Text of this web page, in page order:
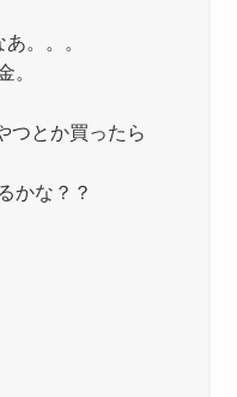
。。。
。
つとか買ったら
かな？？